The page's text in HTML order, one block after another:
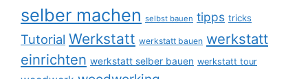
selber machen selbst bauen tipps tricks
Tutorial Werkstatt werkstatt bauen werkstatt
einrichten werkstatt selber bauen werkstatt tour